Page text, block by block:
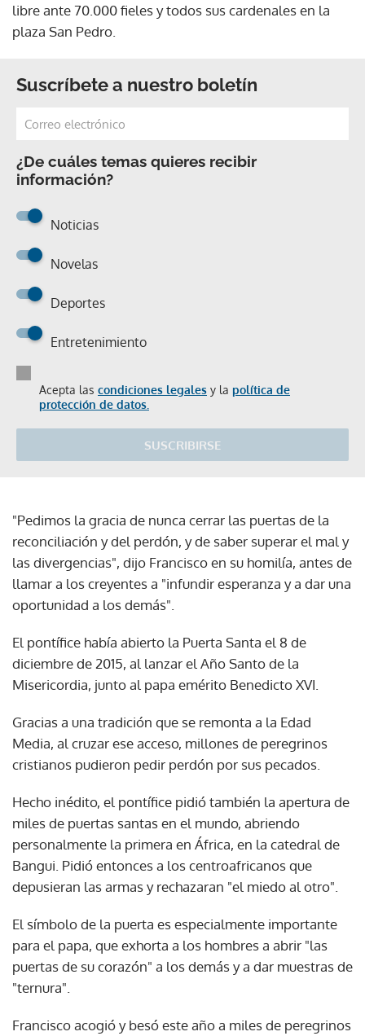
libre ante 70.000 fieles y todos sus cardenales en la
plaza San Pedro.
Suscríbete a nuestro boletín
¿De cuáles temas quieres recibir
información?
Noticias
Novelas
Deportes
Entretenimiento
Acepta las condiciones legales y la política de
protección de datos.
SUSCRIBIRSE
"Pedimos la gracia de nunca cerrar las puertas de la
reconciliación y del perdón, y de saber superar el mal y
las divergencias", dijo Francisco en su homilía, antes de
llamar a los creyentes a "infundir esperanza y a dar una
oportunidad a los demás".
El pontífice había abierto la Puerta Santa el 8 de
diciembre de 2015, al lanzar el Año Santo de la
Misericordia, junto al papa emérito Benedicto XVI.
Gracias a una tradición que se remonta a la Edad
Media, al cruzar ese acceso, millones de peregrinos
cristianos pudieron pedir perdón por sus pecados.
Hecho inédito, el pontífice pidió también la apertura de
miles de puertas santas en el mundo, abriendo
personalmente la primera en África, en la catedral de
Bangui. Pidió entonces a los centroafricanos que
depusieran las armas y rechazaran "el miedo al otro".
El símbolo de la puerta es especialmente importante
para el papa, que exhorta a los hombres a abrir "las
puertas de su corazón" a los demás y a dar muestras de
"ternura".
Francisco acogió y besó este año a miles de peregrinos